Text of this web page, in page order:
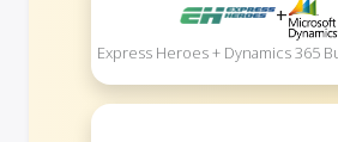
+
Express Heroes + Dynamics 365